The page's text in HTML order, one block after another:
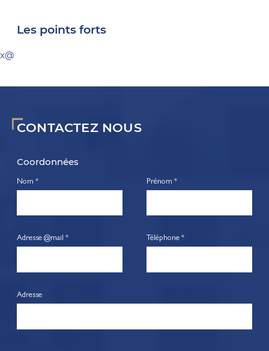
Les points forts
x@
CONTACTEZ NOUS
Coordonnées
Nom * Prénom *
Adresse @mail * Téléphone *
Adresse